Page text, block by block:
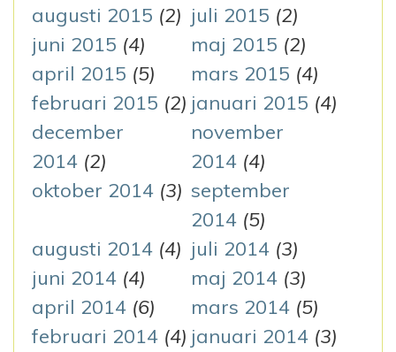
augusti 2015 (2) juli 2015 (2)
juni 2015 (4) maj 2015 (2)
april 2015 (5) mars 2015 (4)
februari 2015 (2) januari 2015 (4)
december
2014 (2)
november
2014 (4)
oktober 2014 (3) september
2014 (5)
augusti 2014 (4) juli 2014 (3)
juni 2014 (4) maj 2014 (3)
april 2014 (6) mars 2014 (5)
februari 2014 (4) januari 2014 (3)